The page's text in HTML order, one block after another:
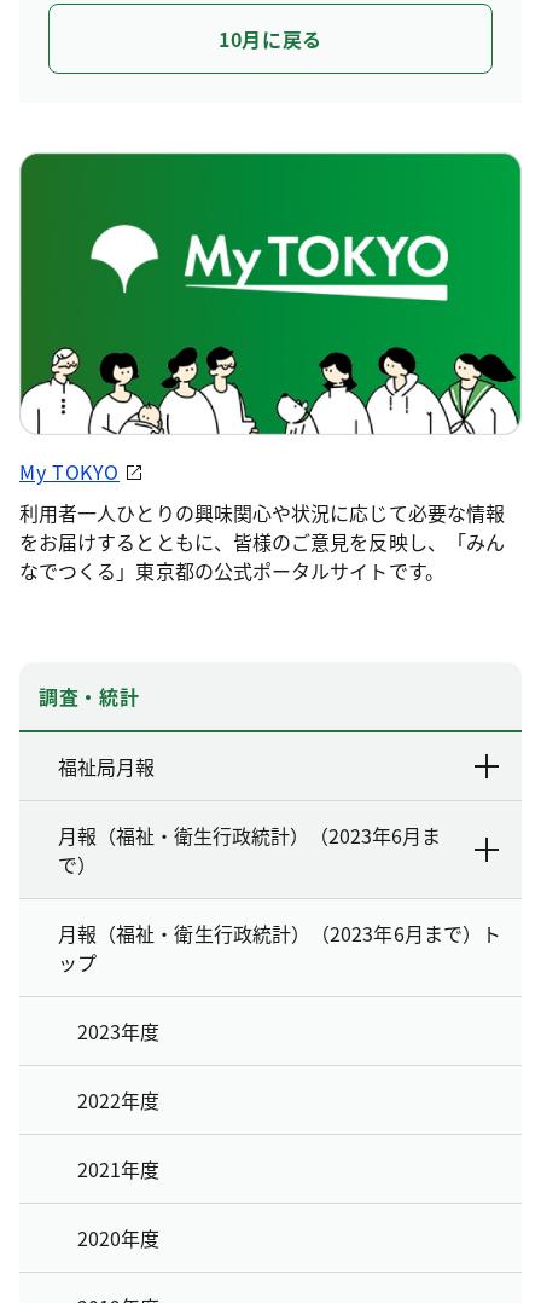
10月に戻る
My TOKYO
利用者一人ひとりの興味関心や状況に応じて必要な情報
をお届けするとともに、皆様のご意見を反映し、「みん
なでつくる」東京都の公式ポータルサイトです。
調査・統計
福祉局月報
月報（福祉・衛生行政統計）（2023年6月ま
で）
月報（福祉・衛生行政統計）（2023年6月まで）ト
ップ
2023年度
2022年度
2021年度
2020年度